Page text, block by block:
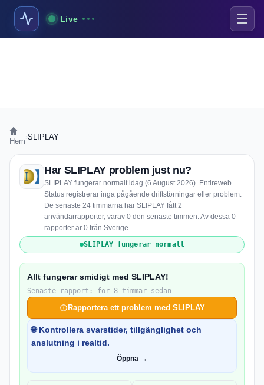
Live
Hem SLIPLAY
Har SLIPLAY problem just nu?
SLIPLAY fungerar normalt idag (6 August 2026). Entireweb
Status registrerar inga pågående driftstörningar eller problem.
De senaste 24 timmarna har SLIPLAY fått 2
användarrapporter, varav 0 den senaste timmen. Av dessa 0
rapporter är 0 från Sverige
SLIPLAY fungerar normalt
Allt fungerar smidigt med SLIPLAY!
Senaste rapport: för 8 timmar sedan
Rapportera ett problem med SLIPLAY
🌐 Kontrollera svarstider, tillgänglighet och
anslutning i realtid.
Öppna →